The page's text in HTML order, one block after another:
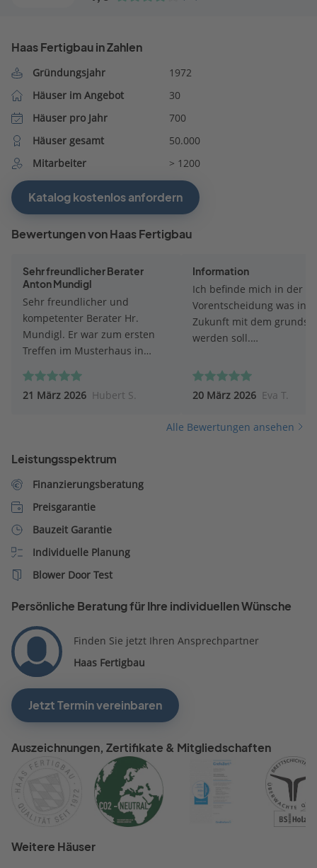
Haas Fertigbau in Zahlen
Gründungsjahr
1972
Häuser im Angebot
30
Häuser pro Jahr
700
Häuser gesamt
50.000
Mitarbeiter
> 1200
Katalog kostenlos anfordern
Bewertungen von Haas Fertigbau
Sehr freundlicher Berater
Anton Mundigl
Sehr freundlicher und
kompetenter Berater Hr.
Mundigl. Er war zum ersten
Treffen im Musterhaus in
hatte sogar schon ein Angebot
parat (aufgrund meiner
irgendwann muss man sich
(allein schon aus zeitlichen
Firma entscheiden. Daher fällt
Haas jetzt bei uns raus. Wir
hätten aber gerne mit Herrn
weitergemacht, aber andere
einfach mehr zu.
21 März 2026 Hubert S.
Information
Ich befinde mich in der
Vorentscheidung was in
Zukunft mit dem
werden soll.
ausreichend und prompt.
20 März 2026 Eva T.
Alle Bewertungen ansehen
Leistungsspektrum
Finanzierungsberatung
Preisgarantie
Bauzeit Garantie
Individuelle Planung
Blower Door Test
Persönliche Beratung für Ihre individuellen Wünsche
Finden Sie jetzt Ihren Ansprechpartner
Haas Fertigbau
Jetzt Termin vereinbaren
Auszeichnungen, Zertifikate & Mitgliedschaften
Weitere Häuser